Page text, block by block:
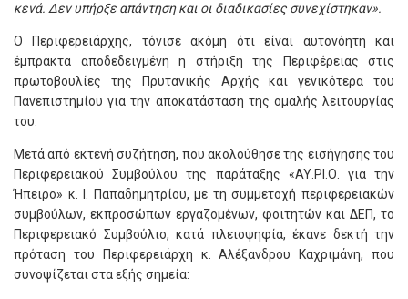
κενά. Δεν υπήρξε απάντηση και οι διαδικασίες συνεχίστηκαν».
Ο Περιφερειάρχης, τόνισε ακόμη ότι είναι αυτονόητη και
έμπρακτα αποδεδειγμένη η στήριξη της Περιφέρειας στις
πρωτοβουλίες της Πρυτανικής Αρχής και γενικότερα του
Πανεπιστημίου για την αποκατάσταση της ομαλής λειτουργίας
του.
Μετά από εκτενή συζήτηση, που ακολούθησε της εισήγησης του
Περιφερειακού Συμβούλου της παράταξης «ΑΥ.ΡΙ.Ο. για την
Ήπειρο» κ. Ι. Παπαδημητρίου, με τη συμμετοχή περιφερειακών
συμβούλων, εκπροσώπων εργαζομένων, φοιτητών και ΔΕΠ, το
Περιφερειακό Συμβούλιο, κατά πλειοψηφία, έκανε δεκτή την
πρόταση του Περιφερειάρχη κ. Αλέξανδρου Καχριμάνη, που
συνοψίζεται στα εξής σημεία: